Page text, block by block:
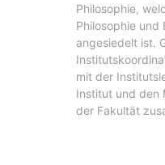
Philosophie,
Philosophie und
angesiedelt ist.
mit der
Institut und den
der Fakultät